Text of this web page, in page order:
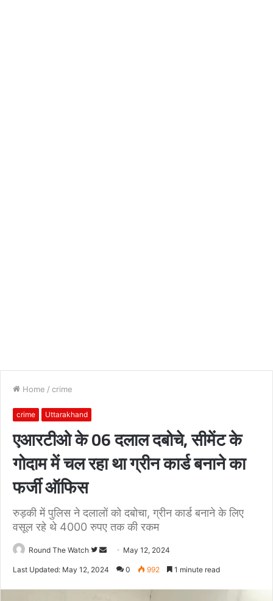
Home / crime
crime Uttarakhand
एआरटीओ के 06 दलाल दबोचे, सीमेंट के
गोदाम में चल रहा था ग्रीन कार्ड बनाने का
फर्जी ऑफिस
रुड़की में पुलिस ने दलालों को दबोचा, ग्रीन कार्ड बनाने के लिए
वसूल रहे थे 4000 रुपए तक की रकम
Round The Watch
Follow
Send May 12, 2024
Last Updated: May 12, 2024 0 992 1 minute read